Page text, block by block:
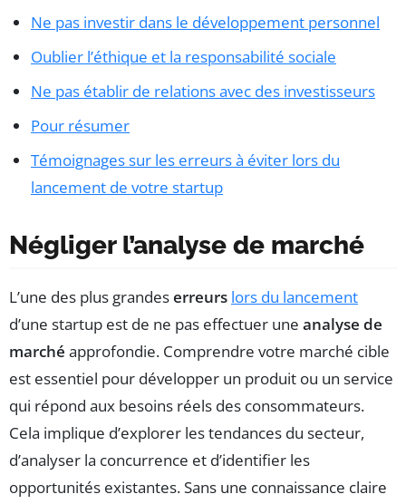
Ne pas investir dans le développement personnel
Oublier l’éthique et la responsabilité sociale
Ne pas établir de relations avec des investisseurs
Pour résumer
Témoignages sur les erreurs à éviter lors du
lancement de votre startup
Négliger l’analyse de marché
L’une des plus grandeserreurs lors du lancement
d’une startup est de ne pas effectuer une analyse de
marché approfondie. Comprendre votre marché cible
est essentiel pour développer un produit ou un service
qui répond aux besoins réels des consommateurs.
Cela implique d’explorer les tendances du secteur,
d’analyser la concurrence et d’identifier les
opportunités existantes. Sans une connaissance claire